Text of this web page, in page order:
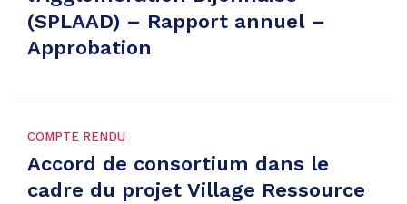
(SPLAAD) – Rapport annuel –
Approbation
COMPTE RENDU
Accord de consortium dans le
cadre du projet Village Ressource